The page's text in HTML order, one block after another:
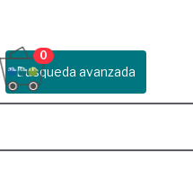
Busqueda avanzada
0